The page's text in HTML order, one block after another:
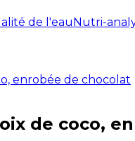
de l'eauNutri-
enrobée de chocolat
de coco,